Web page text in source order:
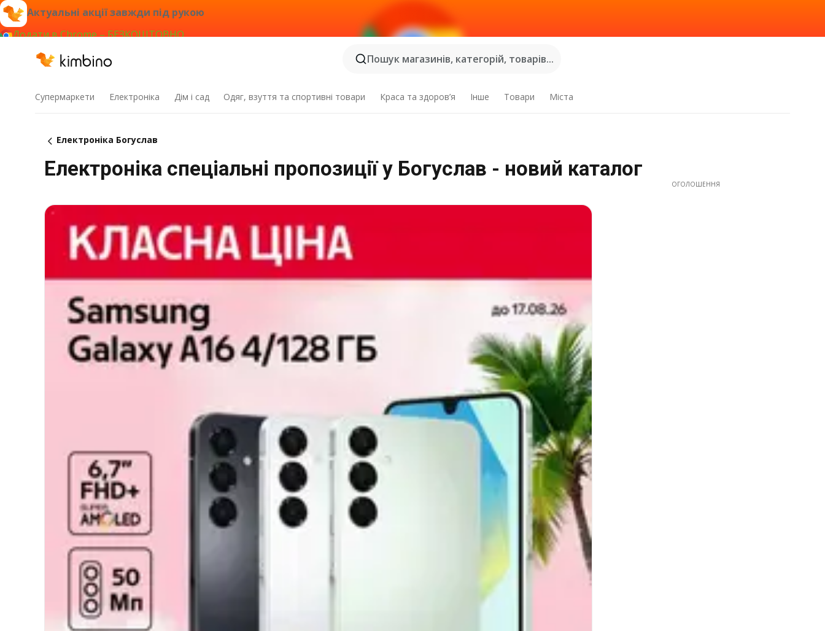
Актуальні акції завжди під рукою
Додати в Chrome – БЕЗКОШТОВНО
Пошук магазинів, категорій, товарів...
Супермаркети Електроніка Дім і сад Одяг, взуття та спортивні товари Краса та здоров’я Інше Товари Міста
Електроніка Богуслав
Електроніка спеціальні пропозиції у Богуслав - новий каталог
ОГОЛОШЕННЯ